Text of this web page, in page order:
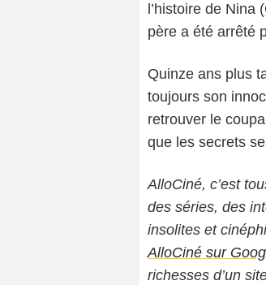
l’histoire de Nina (
père a été arrêté
Quinze ans plus
toujours son
retrouver le
que les secrets
AlloCiné, c’est
des séries, des
insolites et
AlloCiné sur
richesses d’un